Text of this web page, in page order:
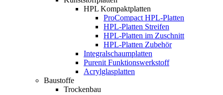
HPL Kompaktplatten
ProCompact HPL-Platten
HPL-Platten Streifen
HPL-Platten im Zuschnitt
HPL-Platten Zubehör
Integralschaumplatten
Purenit Funktionswerkstoff
Acrylglasplatten
Baustoffe
Trockenbau